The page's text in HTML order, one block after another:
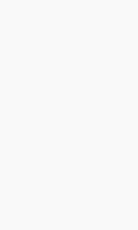
Отдых в Евпатории